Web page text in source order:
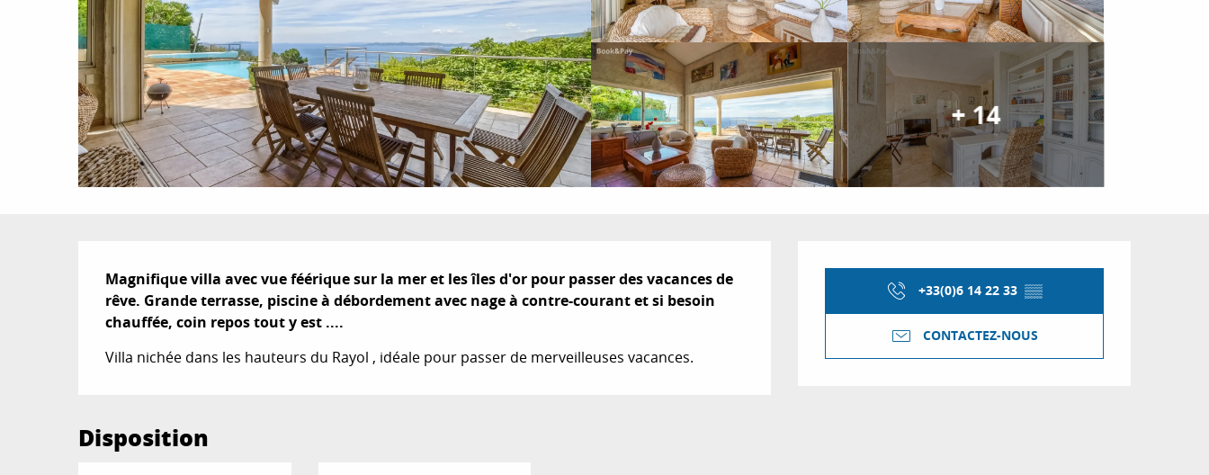
+ 14
Ouverture et
+33(0)6 14 22 33 ▒▒
CONTACTEZ-NOUS
Description
Magnifique villa avec vue féérique sur la mer et les îles d'or pour passer des vacances de
rêve. Grande terrasse, piscine à débordement avec nage à contre-courant et si besoin
chauffée, coin repos tout y est ....
Villa nichée dans les hauteurs du Rayol , idéale pour passer de merveilleuses vacances.
Disposition